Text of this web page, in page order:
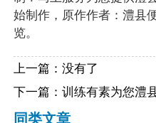
始制作，原作作者：澧县
览。
上一篇：没有了
下一篇： 训练有素为您澧
同类文章